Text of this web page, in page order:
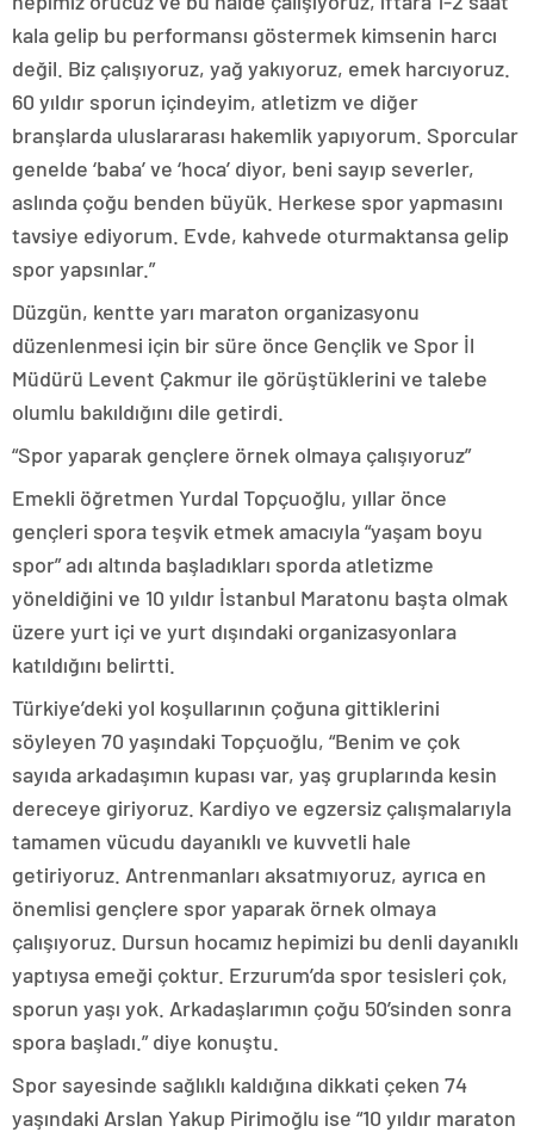
kala gelip bu performansı göstermek kimsenin harcı
değil. Biz çalışıyoruz, yağ yakıyoruz, emek harcıyoruz.
60 yıldır sporun içindeyim, atletizm ve diğer
branşlarda uluslararası hakemlik yapıyorum. Sporcular
genelde ‘baba’ ve ‘hoca’ diyor, beni sayıp severler,
aslında çoğu benden büyük. Herkese spor yapmasını
tavsiye ediyorum. Evde, kahvede oturmaktansa gelip
spor yapsınlar.”
Düzgün, kentte yarı maraton organizasyonu
düzenlenmesi için bir süre önce Gençlik ve Spor İl
Müdürü Levent Çakmur ile görüştüklerini ve talebe
olumlu bakıldığını dile getirdi.
“Spor yaparak gençlere örnek olmaya çalışıyoruz”
Emekli öğretmen Yurdal Topçuoğlu, yıllar önce
gençleri spora teşvik etmek amacıyla “yaşam boyu
spor” adı altında başladıkları sporda atletizme
yöneldiğini ve 10 yıldır İstanbul Maratonu başta olmak
üzere yurt içi ve yurt dışındaki organizasyonlara
katıldığını belirtti.
Türkiye’deki yol koşullarının çoğuna gittiklerini
söyleyen 70 yaşındaki Topçuoğlu, “Benim ve çok
sayıda arkadaşımın kupası var, yaş gruplarında kesin
dereceye giriyoruz. Kardiyo ve egzersiz çalışmalarıyla
tamamen vücudu dayanıklı ve kuvvetli hale
getiriyoruz. Antrenmanları aksatmıyoruz, ayrıca en
önemlisi gençlere spor yaparak örnek olmaya
çalışıyoruz. Dursun hocamız hepimizi bu denli dayanıklı
yaptıysa emeği çoktur. Erzurum’da spor tesisleri çok,
sporun yaşı yok. Arkadaşlarımın çoğu 50’sinden sonra
spora başladı.” diye konuştu.
Spor sayesinde sağlıklı kaldığına dikkati çeken 74
yaşındaki Arslan Yakup Pirimoğlu ise “10 yıldır maraton